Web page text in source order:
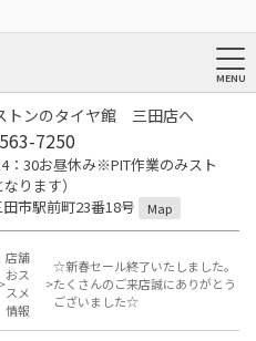
トンのタイヤ館 三田店へ
7250
30お昼休み※PIT作業のみスト
ります）
市駅前町23番18号
Map
店舗
おス
スメ
情報
☆新春セール終了いたしました。
たくさんのご来店誠にありがとう
ございました☆